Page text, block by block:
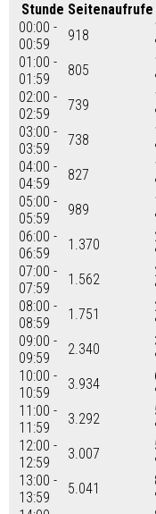
Stunde Seitenaufrufe
00:00 -
00:59
918
01:00 -
01:59
805
02:00 -
02:59
739
03:00 -
03:59
738
04:00 -
04:59
827
05:00 -
05:59
989
06:00 -
06:59
1.370
07:00 -
07:59
1.562
08:00 -
08:59
1.751
09:00 -
09:59
2.340
10:00 -
10:59
3.934
11:00 -
11:59
3.292
12:00 -
12:59
3.007
13:00 -
13:59
5.041